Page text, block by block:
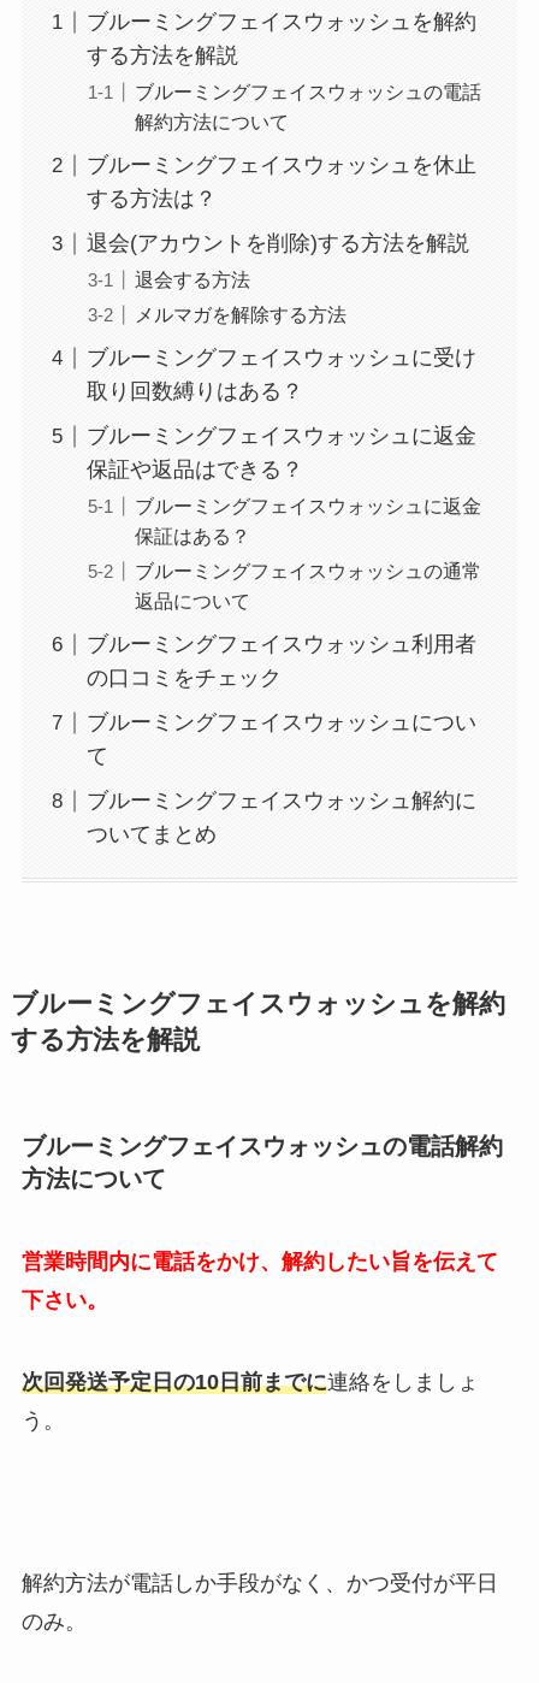
ブルーミングフェイスウォッシュを解約
する方法を解説
ブルーミングフェイスウォッシュの電話
解約方法について
ブルーミングフェイスウォッシュを休止
する方法は？
退会(アカウントを削除)する方法を解説
退会する方法
メルマガを解除する方法
ブルーミングフェイスウォッシュに受け
取り回数縛りはある？
ブルーミングフェイスウォッシュに返金
保証や返品はできる？
ブルーミングフェイスウォッシュに返金
保証はある？
ブルーミングフェイスウォッシュの通常
返品について
ブルーミングフェイスウォッシュ利用者
の口コミをチェック
ブルーミングフェイスウォッシュについ
て
ブルーミングフェイスウォッシュ解約に
ついてまとめ
ブルーミングフェイスウォッシュ を解約
する方法を解説
ブルーミングフェイスウォッシュの電話解約
方法について
営業時間内に電話をかけ、解約したい旨を伝えて
下さい。
次回発送予定日の10日前までに連絡をしましょ
う。
解約方法が電話しか手段がなく、かつ受付が平日
のみ。